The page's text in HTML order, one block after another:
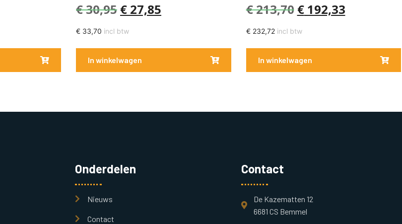
€30,95 € 27,85
€ 33,70 incl btw
In winkelwagen
€213,70 €192,33
€232,72incl btw
In winkelwagen
Onderdelen
Nieuws
Contact
Contact
De Kazematten 12
6681 CS Bemmel